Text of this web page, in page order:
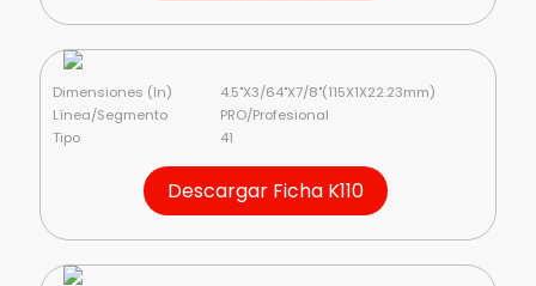
Dimensiones (In)
4.5"X3/64"X7/8"(115X1X22.23mm)
Línea/Segmento
PRO/Profesional
Tipo
41
Descargar Ficha K110